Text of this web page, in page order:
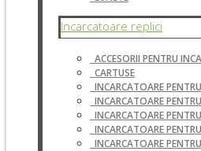
Incarcatoare replici
ACCESORII PENTRU
CARTUSE
INCARCATOARE
INCARCATOARE
INCARCATOARE
INCARCATOARE
INCARCATOARE